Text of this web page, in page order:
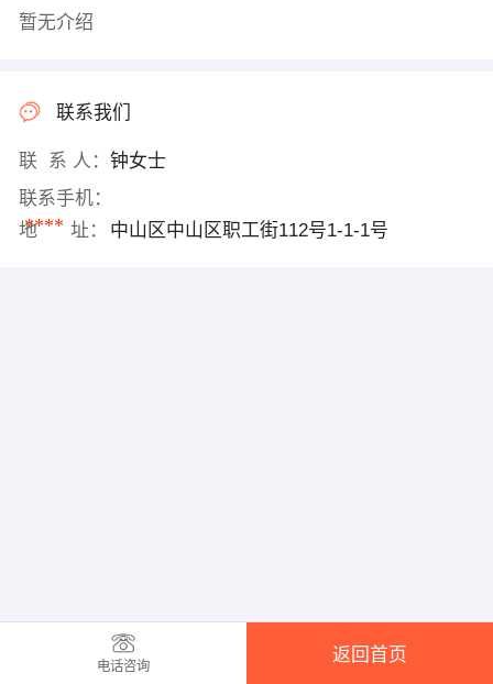
暂无介绍
联系我们
联 系 人： 钟女士
联系手机：
****
地 址： 中山区中山区职工街112号1-1-1号
电话咨询
返回首页